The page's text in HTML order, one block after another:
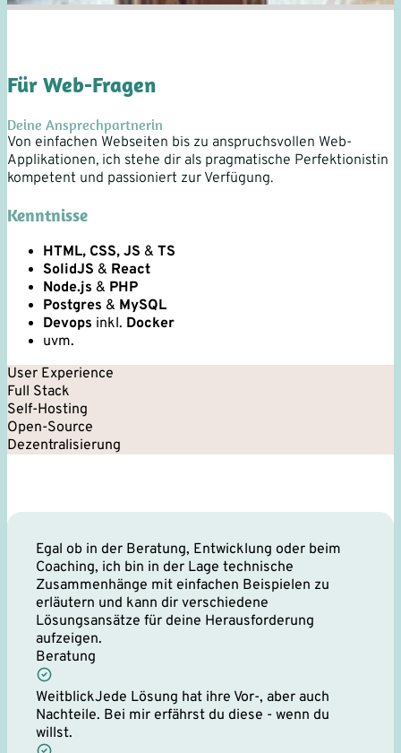
Für Web-Fragen
Deine Ansprech­partnerin
Von einfachen Webseiten bis zu anspruchsvollen Web-
Applikationen, ich stehe dir als pragmatische Perfektionistin
kompetent und passioniert zur Verfügung.
Kenntnisse
HTML, CSS, JS & TS
SolidJS & React
Node.js & PHP
Postgres & MySQL
Devops inkl. Docker
uvm.
User Experience
Full Stack
Self-Hosting
Open-Source
Dezentralisierung
Egal ob in der Beratung, Entwicklung oder beim
Coaching, ich bin in der Lage technische
Zusammenhänge mit einfachen Beispielen zu
erläutern und kann dir verschiedene
Lösungsansätze für deine Herausforderung
aufzeigen.
Beratung
WeitblickJede Lösung hat ihre Vor-, aber auch
Nachteile. Bei mir erfährst du diese - wenn du
willst.